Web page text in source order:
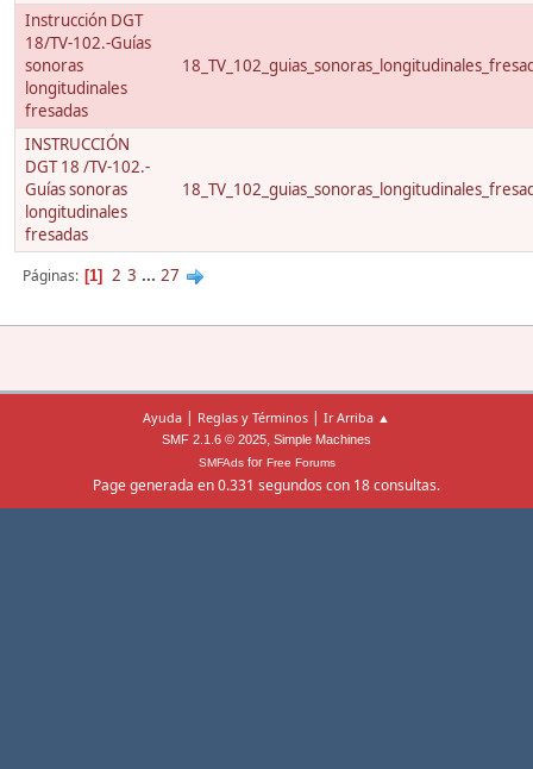
Instrucción DGT
18/TV-102.-Guías
sonoras
longitudinales
fresadas
INSTRUCCIÓN
DGT 18 /TV-102.-
Guías sonoras
longitudinales
fresadas
Páginas 1 2 3 ... 27
Ayuda | Reglas y Términos | Ir Arriba ▲
SMF 2.1.6 © 2025, Simple Machines
SMFAdsfor Free Forums
Page generada en 0.331 segundos con 18 consultas.